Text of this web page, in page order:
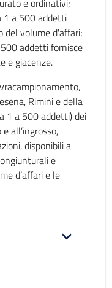
e ordinativi;
1 a 500 addetti
del volume d'affari;
addetti fornisce
e giacenze.
Rimini e della
1 a 500 addetti) dei
all’ingrosso,
disponibili a
e
d’affari e le